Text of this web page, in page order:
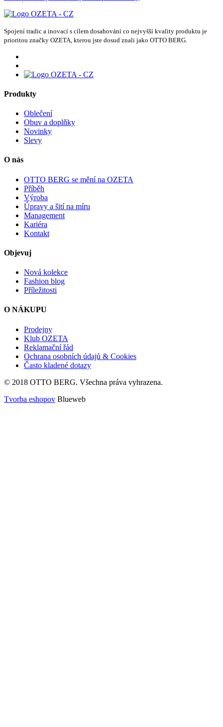
Spojení tradic a inovací s cílem dosahování co nejvyšší kvality produktu je
prioritou značky OZETA, kterou jste dosud znali jako OTTO BERG.
Produkty
Oblečení
Obuv a doplňky
Novinky
Slevy
O nás
OTTO BERG se mění na OZETA
Příběh
Výroba
Úpravy a šití na míru
Management
Kariéra
Kontakt
Objevuj
Nová kolekce
Fashion blog
Příležitosti
O NÁKUPU
Prodejny
Klub OZETA
Reklamační řád
Ochrana osobních údajů & Cookies
Často kladené dotazy
© 2018 OTTO BERG. Všechna práva vyhrazena.
Tvorba eshopov Blueweb